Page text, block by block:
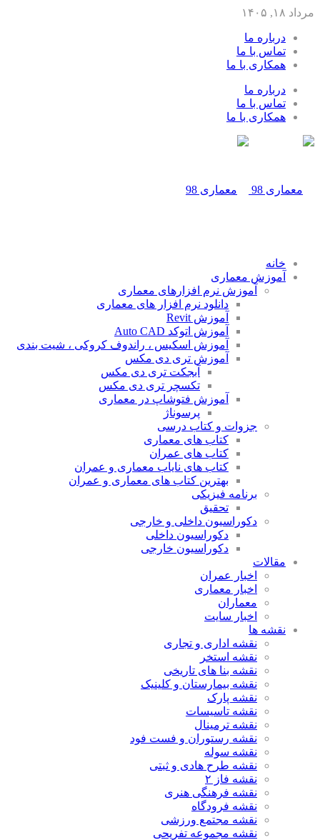
مرداد ۱۸, ۱۴۰۵
درباره ما
تماس با ما
همکاری با ما
درباره ما
تماس با ما
همکاری با ما
خانه
آموزش معماری
آموزش نرم افزارهای معماری
دانلود نرم افزار های معماری
آموزش Revit
آموزش اتوکد Auto CAD
آموزش اسکیس ، راندوف کروکی ، شیت بندی
آموزش تری دی مکس
آبجکت تری دی مکس
تکسچر تری دی مکس
آموزش فتوشاپ در معماری
پرسوناژ
جزوات و کتاب درسی
کتاب های معماری
کتاب های عمران
کتاب های نایاب معماری و عمران
بهترین کتاب های معماری و عمران
برنامه فیزیکی
تحقیق
دکوراسیون داخلی و خارجی
دکوراسیون داخلی
دکوراسیون خارجی
مقالات
اخبار عمران
اخبار معماری
معماران
اخبار سایت
نقشه ها
نقشه اداری و تجاری
نقشه استخر
نقشه بنا های تاریخی
نقشه بیمارستان و کلینیک
نقشه پارک
نقشه تاسیسات
نقشه ترمینال
نقشه رستوران و فست فود
نقشه سوله
نقشه طرح هادی و ثبتی
نقشه فاز ۲
نقشه فرهنگی هنری
نقشه فرودگاه
نقشه مجتمع ورزشی
نقشه مجموعه تفریحی